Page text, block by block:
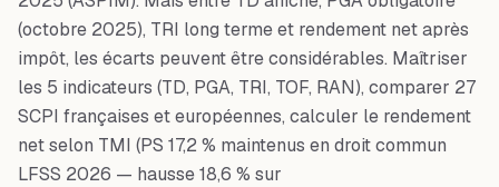
(octobre 2025), TRI long terme et rendement net après
impôt, les écarts peuvent être considérables. Maîtriser
les 5 indicateurs (TD, PGA, TRI, TOF, RAN), comparer 27
SCPI françaises et européennes, calculer le rendement
net selon TMI (PS 17,2 % maintenus en droit commun
LFSS 2026 — hausse 18,6 % sur